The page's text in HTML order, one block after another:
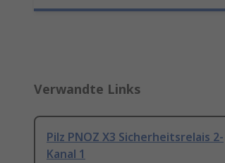
Verwandte Links
Pilz PNOZ X3 Sicherheitsrelais 2-
Kanal 1